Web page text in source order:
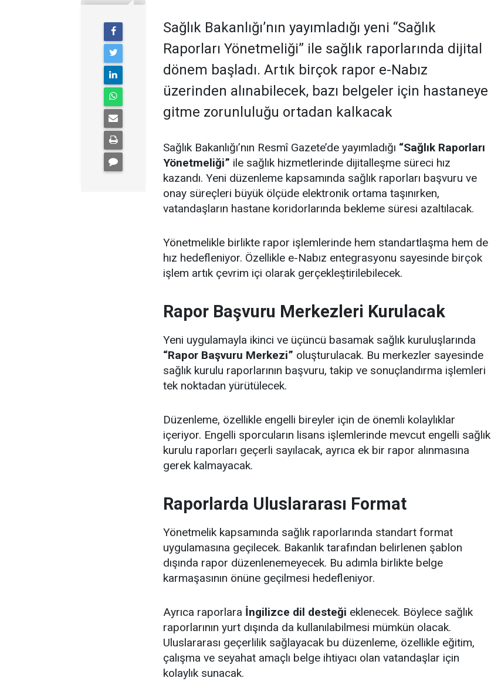
Sağlık Bakanlığı’nın yayımladığı yeni “Sağlık
Raporları Yönetmeliği” ile sağlık raporlarında dijital
dönem başladı. Artık birçok rapor e-Nabız
üzerinden alınabilecek, bazı belgeler için hastaneye
gitme zorunluluğu ortadan kalkacak
Sağlık Bakanlığı’nın Resmî Gazete’de yayımladığı “Sağlık Raporları
Yönetmeliği” ile sağlık hizmetlerinde dijitalleşme süreci hız
kazandı. Yeni düzenleme kapsamında sağlık raporları başvuru ve
onay süreçleri büyük ölçüde elektronik ortama taşınırken,
vatandaşların hastane koridorlarında bekleme süresi azaltılacak.
Yönetmelikle birlikte rapor işlemlerinde hem standartlaşma hem de
hız hedefleniyor. Özellikle e-Nabız entegrasyonu sayesinde birçok
işlem artık çevrim içi olarak gerçekleştirilebilecek.
Rapor Başvuru Merkezleri Kurulacak
Yeni uygulamayla ikinci ve üçüncü basamak sağlık kuruluşlarında
“Rapor Başvuru Merkezi” oluşturulacak. Bu merkezler sayesinde
sağlık kurulu raporlarının başvuru, takip ve sonuçlandırma işlemleri
tek noktadan yürütülecek.
Düzenleme, özellikle engelli bireyler için de önemli kolaylıklar
içeriyor. Engelli sporcuların lisans işlemlerinde mevcut engelli sağlık
kurulu raporları geçerli sayılacak, ayrıca ek bir rapor alınmasına
gerek kalmayacak.
Raporlarda Uluslararası Format
Yönetmelik kapsamında sağlık raporlarında standart format
uygulamasına geçilecek. Bakanlık tarafından belirlenen şablon
dışında rapor düzenlenemeyecek. Bu adımla birlikte belge
karmaşasının önüne geçilmesi hedefleniyor.
Ayrıca raporlara İngilizce dil desteği eklenecek. Böylece sağlık
raporlarının yurt dışında da kullanılabilmesi mümkün olacak.
Uluslararası geçerlilik sağlayacak bu düzenleme, özellikle eğitim,
çalışma ve seyahat amaçlı belge ihtiyacı olan vatandaşlar için
kolaylık sunacak.